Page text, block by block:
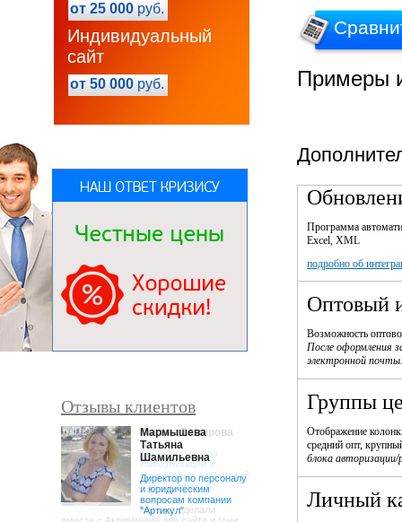
от 25 000 руб.
Индивидуальный
сайт
от 50 000 руб.
Отзывы клиентов
Мармышева
Татьяна
Шамильевна
Директор по персоналу
и юридическим
вопросам компании
"Артикул"
Примеры
Программа
Excel, XML
подробно об
Оптовый
Возможность
После оформления
электронной почты.
Группы
Отображение
средний опт,
блока
Личный